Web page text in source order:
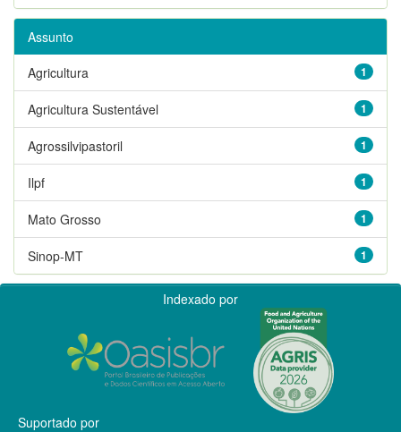
Assunto
1
Agricultura
1
Agricultura Sustentável
1
Agrossilvipastoril
1
Ilpf
1
Mato Grosso
1
Sinop-MT
Indexado por
Suportado por